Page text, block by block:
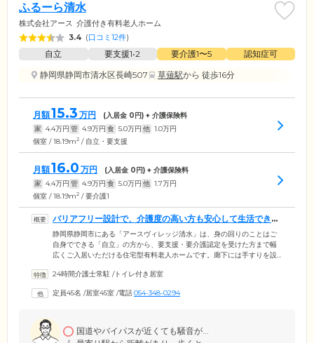
ふるーら清水
株式会社アース 介護付き有料老人ホーム
3.4 (口コミ12件)
自立 要支援1•2 要介護1〜5
認知症可
静岡県静岡市清水区長崎507
草薙駅から 徒歩16分
月額15.3 万円 (入居金 0円) + 介護保険料
家 4.4万円 管 4.9万円 食 5.0万円 他 1.0万円
個室 / 18.19m2 / 自立・要支援
月額16.0 万円 (入居金 0円) + 介護保険料
家 4.4万円 管 4.9万円 食 5.0万円 他 1.7万円
個室 / 18.19m2 / 要介護1
バリアフリー設計で、介護度の高い方も安心して生活できる
住まいです
静岡県静岡市にある「アースヴィレッジ清水」は、身の回りのことはご
自身でできる「自立」の方から、要支援・要介護認定を受けた方まで幅
広くご入居いただける住宅型有料老人ホームです。廊下には手すりを設
護度の高い方も安心して生活できる建物を目指しました。また、居室は
にはスタッフが建物内を巡回し、ご入居者様の安全を確認しておりま
24時間介護士常駐 /トイレ付き居室
定員45名 /居室45室 /電話054-348-0294
国道やバイパスが近くても騒音が...